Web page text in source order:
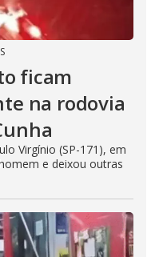
ficam
na rodovia
Virgínio (SP-171), em
e deixou outras